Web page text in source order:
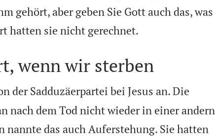
gehört, aber geben Sie Gott auch das, was
hatten sie nicht gerechnet.
wenn wir sterben
der Sadduzäerpartei bei Jesus an. Die
nach dem Tod nicht wieder in einer andern
nannte das auch Auferstehung. Sie hatten